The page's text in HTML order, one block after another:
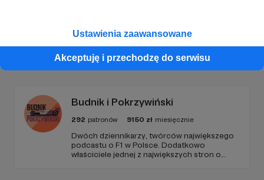
Ustawienia zaawansowane
Akceptuję i przechodzę do serwisu
Promowani autorzy
Budnik i Pokrzywiński
292 patronów 9150 zł miesięcznie
Dwóch dziennikarzy, twórców największego
podcastu o F1 w Polsce. Dodatkowo
właściciele jednej z największych stron o